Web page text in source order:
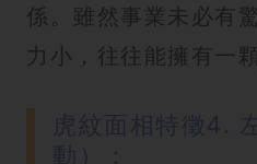
係。雖然事業未必有
力小，往往能擁有一顆